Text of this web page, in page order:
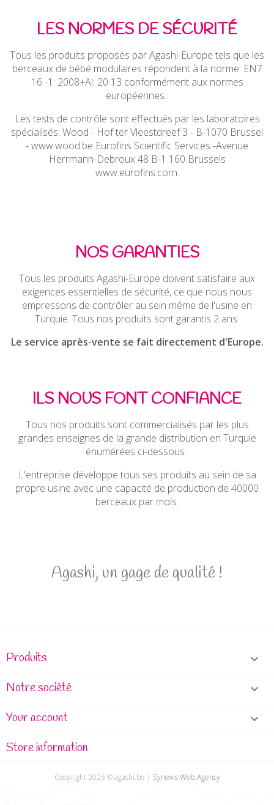
LES NORMES DE SÉCURITÉ
Tous les produits proposés par Agashi-Europe tels que les
berceaux de bébé modulaires répondent à la norme: EN7
16 -1: 2008+Al: 20 13 conformément aux normes
européennes.
Les tests de contrôle sont effectués par les laboratoires
spécialisés: Wood - Hof ter Vleestdreef 3 - B-1070 Brussel
- www.wood.be Eurofins Scientific Services -Avenue
Herrmann-Debroux 48 B-1 160 Brussels
www.eurofins.corn.
NOS GARANTIES
Tous les produits Agashi-Europe doivent satisfaire aux
exigences essentielles de sécurité, ce que nous nous
empressons de contrôler au sein même de l'usine en
Turquie. Tous nos produits sont garantis 2 ans.
Le service après-vente se fait directement d'Europe.
ILS NOUS FONT CONFIANCE
Tous nos produits sont commercialisés par les plus
grandes enseignes de la grande distribution en Turquie
énumérées ci-dessous:
L'entreprise développe tous ses produits au sein de sa
propre usine avec une capacité de production de 40000
berceaux par mois.
Agashi, un gage de qualité !
Produits 
Notre société 
Your account 
Store information
Copyright 2026 ©agashi.be | Synexis Web Agency